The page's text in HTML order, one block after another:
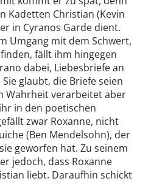
Kadetten Christian (Kevin
in Cyranos Garde dient.
Umgang mit dem Schwert,
fällt ihm hingegen
dabei, Liebesbriefe an
glaubt, die Briefe seien
Wahrheit verarbeitet aber
in den poetischen
zwar Roxanne, nicht
(Ben Mendelsohn), der
geworfen hat. Zu seinem
jedoch, dass Roxanne
liebt. Daraufhin schickt